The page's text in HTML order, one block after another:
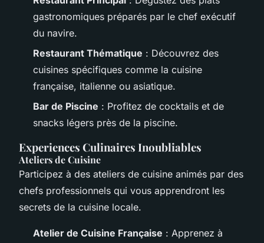
gastronomiques préparés par le chef exécutif
du navire.
Restaurant Thématique : Découvrez des
cuisines spécifiques comme la cuisine
française, italienne ou asiatique.
Bar de Piscine : Profitez de cocktails et de
snacks légers près de la piscine.
Experiences Culinaires Inoubliables
Ateliers de Cuisine
Participez à des ateliers de cuisine animés par des
chefs professionnels qui vous apprendront les
secrets de la cuisine locale.
Atelier de Cuisine Française : Apprenez à